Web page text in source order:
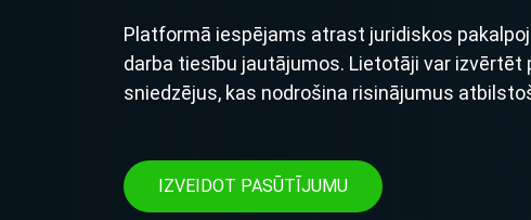
Platformā iespējams atrast juridiskos
darba tiesību jautājumos. Lietotāji var izvērtēt
sniedzējus, kas nodrošina risinājumus
IZVEIDOT PASŪTĪJUMU